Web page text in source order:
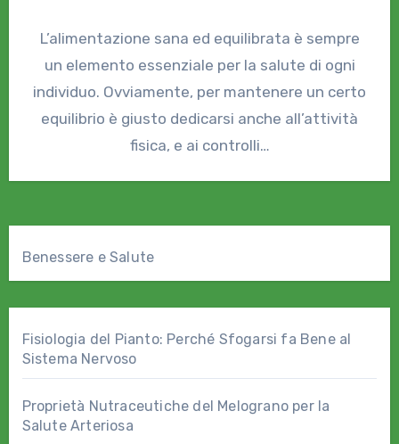
L’alimentazione sana ed equilibrata è sempre
un elemento essenziale per la salute di ogni
individuo. Ovviamente, per mantenere un certo
equilibrio è giusto dedicarsi anche all’attività
fisica, e ai controlli…
Benessere e Salute
Fisiologia del Pianto: Perché Sfogarsi fa Bene al
Sistema Nervoso
Proprietà Nutraceutiche del Melograno per la
Salute Arteriosa